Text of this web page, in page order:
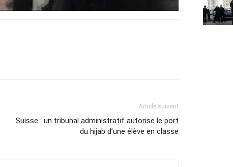
Article suivant
Suisse : un tribunal administratif autorise le port
du hijab d’une élève en classe